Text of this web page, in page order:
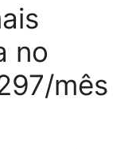
no
mês